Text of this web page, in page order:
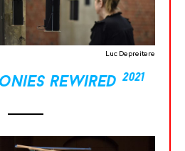
Luc Depreitere
rewired2021